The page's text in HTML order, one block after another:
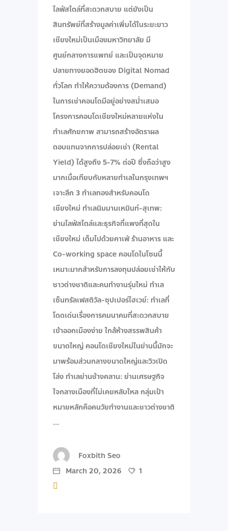
ไลฟ์สไตล์ที่สะดวกสบาย แต่ยังเป็น
สินทรัพย์ที่สร้างมูลค่าเพิ่มได้ในระยะยาว
เชียงใหม่เป็นเมืองมหาวิทยาลัย มี
ศูนย์กลางการแพทย์ และเป็นจุดหมาย
ปลายทางยอดฮิตของ Digital Nomad
ทั่วโลก ทำให้ความต้องการ (Demand)
ในการเช่าคอนโดมีอยู่อย่างสม่ำเสมอ
โครงการคอนโดเชียงใหม่หลายแห่งใน
ทำเลศักยภาพ สามารถสร้างอัตราผล
ตอบแทนจากการปล่อยเช่า (Rental
Yield) ได้สูงถึง 5-7% ต่อปี ซึ่งถือว่าสูง
มากเมื่อเทียบกับหลายทำเลในกรุงเทพฯ
เจาะลึก 3 ทำเลทองสำหรับคอนโด
เชียงใหม่ ทำเลนิมมานเหมินท์-สุเทพ:
ย่านไลฟ์สไตล์และธุรกิจที่แพงที่สุดใน
เชียงใหม่ เต็มไปด้วยคาเฟ่ ร้านอาหาร และ
Co-working space คอนโดในโซนนี้
เหมาะมากสำหรับการลงทุนปล่อยเช่าให้กับ
ชาวต่างชาติและคนทำงานรุ่นใหม่ ทำเล
เซ็นทรัลเฟสติวัล-ซุปเปอร์ไฮเวย์: ทำเลที่
โดดเด่นเรื่องการคมนาคมที่สะดวกสบาย
เข้าออกเมืองง่าย ใกล้ห้างสรรพสินค้า
ขนาดใหญ่ คอนโดเชียงใหม่ในย่านนี้มักจะ
มาพร้อมส่วนกลางขนาดใหญ่และวิวเปิด
โล่ง ทำเลย่านช้างคลาน: ย่านเศรษฐกิจ
ใจกลางเมืองที่ไม่เคยหลับใหล กลุ่มเป้า
หมายหลักคือคนวัยทำงานและชาวต่างชาติ
Foxbith Seo
March 20, 2026
1